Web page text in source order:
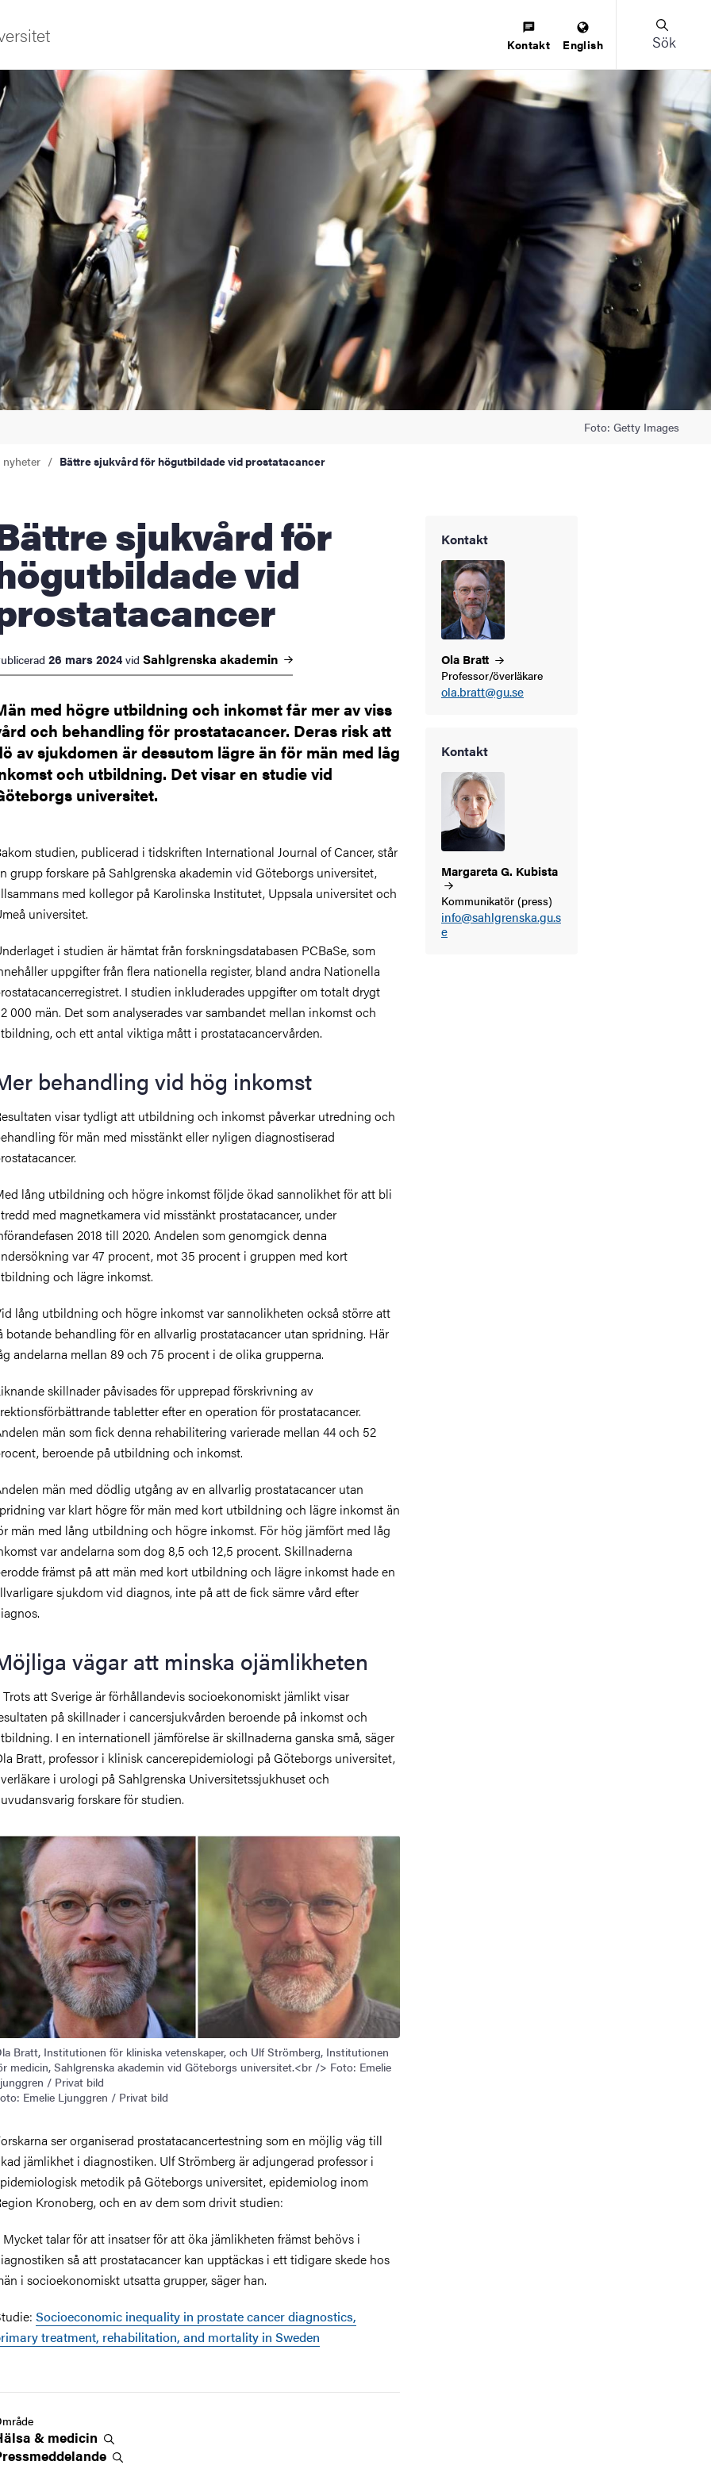
innovation
Kontakt English Sök
Foto: Getty Images
nyheter Bättre sjukvård för högutbildade vid prostatacancer
för
vid
26 mars 2024 vid Sahlgrenska akademin
med högre utbildning och inkomst får mer av viss
och behandling för prostatacancer. Deras risk att
av sjukdomen är dessutom lägre än för män med låg
och utbildning. Det visar en studie vid
universitet.
Kontakt
Ola Bratt
Professor/överläkare
ola.bratt@gu.se
Kontakt
Margareta G. Kubista
Kommunikatör (press)
info@sahlgrenska.gu.s
e
studien, publicerad i tidskriften International Journal of Cancer, står
grupp forskare på Sahlgrenska akademin vid Göteborgs universitet,
med kollegor på Karolinska Institutet, Uppsala universitet och
universitet.
i studien är hämtat från forskningsdatabasen PCBaSe, som
uppgifter från flera nationella register, bland andra Nationella
I studien inkluderades uppgifter om totalt drygt
000 män. Det som analyserades var sambandet mellan inkomst och
och ett antal viktiga mått i prostatacancervården.
behandling vid hög inkomst
sultaten visar tydligt att utbildning och inkomst påverkar utredning och
för män med misstänkt eller nyligen diagnostiserad
lång utbildning och högre inkomst följde ökad sannolikhet för att bli
med magnetkamera vid misstänkt prostatacancer, under
2018 till 2020. Andelen som genomgick denna
var 47 procent, mot 35 procent i gruppen med kort
och lägre inkomst.
lång utbildning och högre inkomst var sannolikheten också större att
botande behandling för en allvarlig prostatacancer utan spridning. Här
andelarna mellan 89 och 75 procent i de olika grupperna.
skillnader påvisades för upprepad förskrivning av
tabletter efter en operation för prostatacancer.
män som fick denna rehabilitering varierade mellan 44 och 52
beroende på utbildning och inkomst.
män med dödlig utgång av en allvarlig prostatacancer utan
var klart högre för män med kort utbildning och lägre inkomst än
män med lång utbildning och högre inkomst. För hög jämfört med låg
var andelarna som dog 8,5 och 12,5 procent. Skillnaderna
främst på att män med kort utbildning och lägre inkomst hade en
sjukdom vid diagnos, inte på att de fick sämre vård efter
vägar att minska ojämlikheten
Trots att Sverige är förhållandevis socioekonomiskt jämlikt visar
på skillnader i cancersjukvården beroende på inkomst och
I en internationell jämförelse är skillnaderna ganska små, säger
Bratt, professor i klinisk cancerepidemiologi på Göteborgs universitet,
i urologi på Sahlgrenska Universitetssjukhuset och
forskare för studien.
Bratt, Institutionen för kliniska vetenskaper, och Ulf Strömberg, Institutionen
medicin, Sahlgrenska akademin vid Göteborgs universitet.<br /> Foto: Emelie
/ Privat bild
Emelie Ljunggren / Privat bild
ser organiserad prostatacancertestning som en möjlig väg till
jämlikhet i diagnostiken. Ulf Strömberg är adjungerad professor i
metodik på Göteborgs universitet, epidemiolog inom
Kronoberg, och en av dem som drivit studien:
Mycket talar för att insatser för att öka jämlikheten främst behövs i
så att prostatacancer kan upptäckas i ett tidigare skede hos
i socioekonomiskt utsatta grupper, säger han.
Socioeconomic inequality in prostate cancer diagnostics,
treatment, rehabilitation, and mortality in Sweden
& medicin